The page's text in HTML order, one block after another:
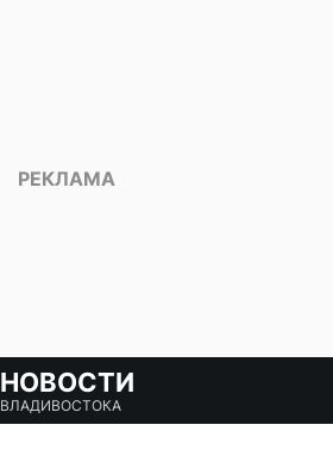
НОВОСТИ
ВЛАДИВОСТОКА